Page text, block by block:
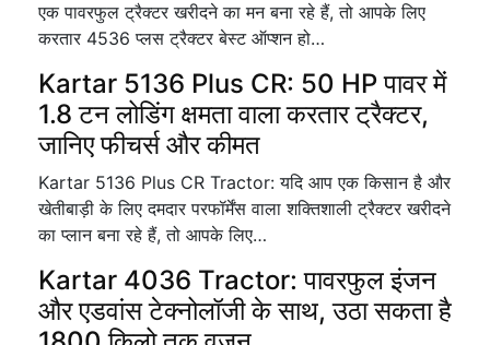
एक पावरफुल ट्रैक्टर खरीदने का मन बना रहे हैं, तो आपके लिए
करतार 4536 प्लस ट्रैक्टर बेस्ट ऑप्शन हो…
Kartar 5136 Plus CR: 50 HP पावर में
1.8 टन लोडिंग क्षमता वाला करतार ट्रैक्टर,
जानिए फीचर्स और कीमत
Kartar 5136 Plus CR Tractor: यदि आप एक किसान है और
खेतीबाड़ी के लिए दमदार परफॉर्मेंस वाला शक्तिशाली ट्रैक्टर खरीदने
का प्लान बना रहे हैं, तो आपके लिए…
Kartar 4036 Tractor: पावरफुल इंजन
और एडवांस टेक्नोलॉजी के साथ, उठा सकता है